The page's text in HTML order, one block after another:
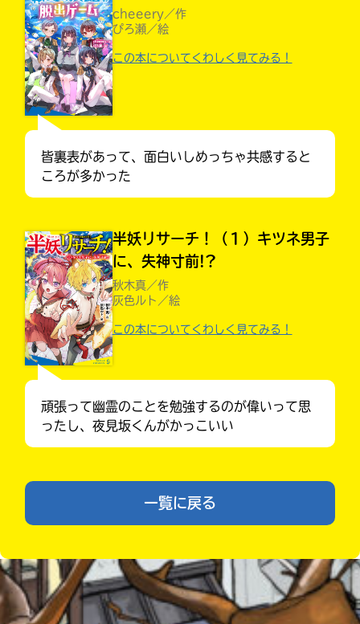
Loading...
シリーズに
キミノラジオ配信中！
見られる
cheeery／作
ぴろ瀬／絵
この本についてくわしく見てみる！
皆裏表があって、面白いしめっちゃ共感すると
ころが多かった
半妖リサーチ！（１）キツネ男子
に、失神寸前!?
秋木真／作
灰色ルト／絵
この本についてくわしく見てみる！
頑張って幽霊のことを勉強するのが偉いって思
ったし、夜見坂くんがかっこいい
一覧に戻る
内
容
に
エ
ラ
あ
る
で、
も
う
一